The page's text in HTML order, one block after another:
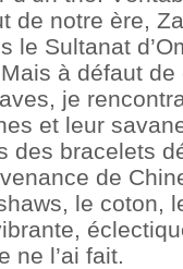
de notre ère,
le Sultanat
à défaut
je
et leur
des bracelets
de
le coton,
ne l’ai fait.